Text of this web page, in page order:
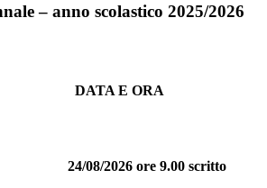
– anno scolastico 2025/2026
DATA E ORA
24/08/2026 ore 9.00 scritto